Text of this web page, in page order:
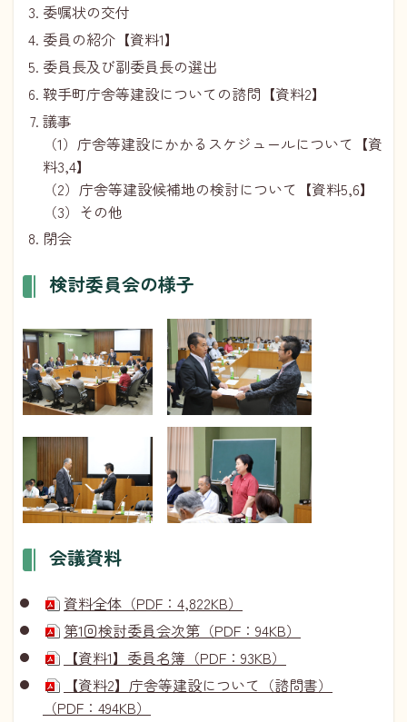
委嘱状の交付
委員の紹介【資料1】
委員長及び副委員長の選出
鞍手町庁舎等建設についての諮問【資料2】
議事
（1）庁舎等建設にかかるスケジュールについて【資
料3,4】
（2）庁舎等建設候補地の検討について【資料5,6】
（3）その他
閉会
検討委員会の様子
会議資料
資料全体（PDF：4,822KB）
第1回検討委員会次第（PDF：94KB）
【資料1】委員名簿（PDF：93KB）
【資料2】庁舎等建設について（諮問書）
（PDF：494KB）